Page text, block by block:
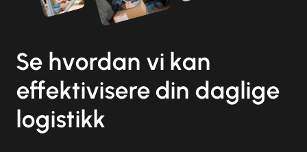
Se hvordan vi kan
effektivisere din daglige
logistikk